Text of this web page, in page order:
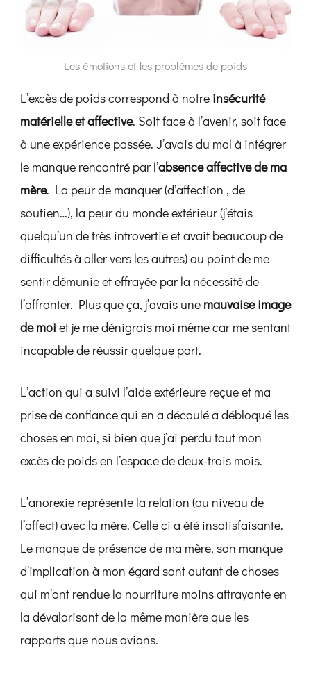
Les émotions et les problèmes de poids
L’excès de poids correspond à notre insécurité
matérielle et affective. Soit face à l’avenir, soit face
à une expérience passée. J’avais du mal à intégrer
le manque rencontré par l’absence affective de ma
mère. La peur de manquer (d’affection , de
soutien…), la peur du monde extérieur (j’étais
quelqu’un de très introvertie et avait beaucoup de
difficultés à aller vers les autres) au point de me
sentir démunie et effrayée par la nécessité de
l’affronter. Plus que ça, j’avais une mauvaise image
de moi et je me dénigrais moi même car me sentant
incapable de réussir quelque part.
L’action qui a suivi l’aide extérieure reçue et ma
prise de confiance qui en a découlé a débloqué les
choses en moi, si bien que j’ai perdu tout mon
excès de poids en l’espace de deux-trois mois.
L’anorexie représente la relation (au niveau de
l’affect) avec la mère. Celle ci a été insatisfaisante.
Le manque de présence de ma mère, son manque
d’implication à mon égard sont autant de choses
qui m’ont rendue la nourriture moins attrayante en
la dévalorisant de la même manière que les
rapports que nous avions.